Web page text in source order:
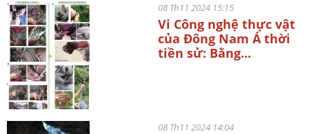
08 Th11 2024 15:15
Vi Công nghệ thực vật
của Đông Nam Á thời
tiền sử: Bằng...
08 Th11 2024 14:04